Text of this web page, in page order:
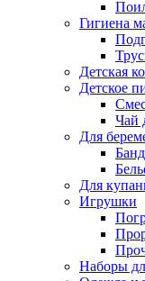
Гигиена
Детская
Детское
Чай
Для
Для
Игрушки
Наборы